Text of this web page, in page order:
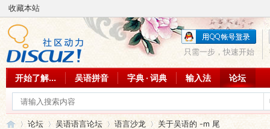
收藏本站
只需一步，快速开始
开始了解... 吴语拼音 字典 · 词典 输入法 论坛
论坛 吴语语言论坛 语言沙龙 关于吴语的 -m 尾